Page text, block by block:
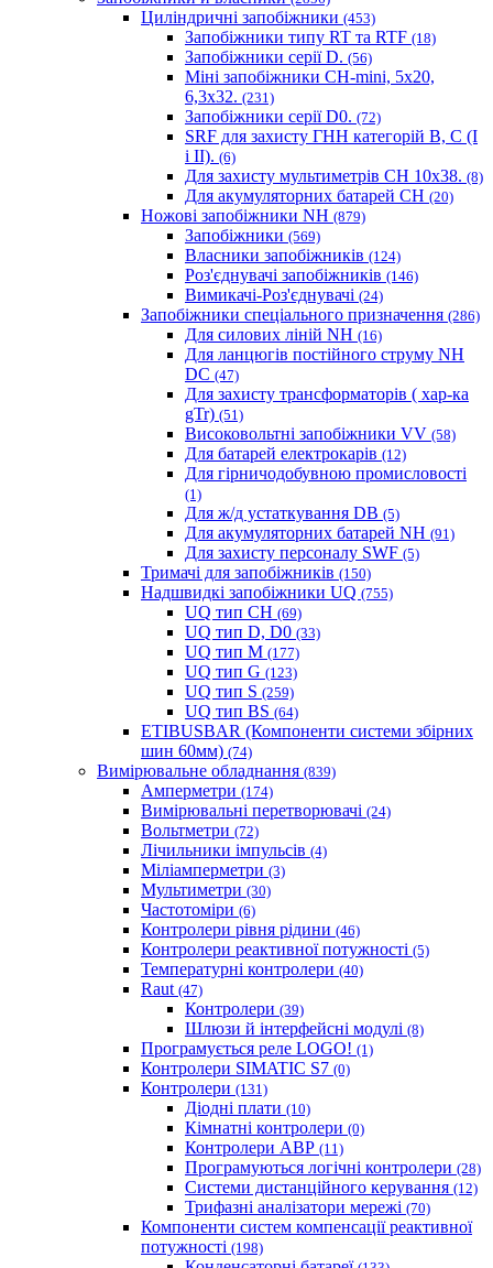
Циліндричні запобіжники (453)
Запобіжники типу RT та RTF (18)
Запобіжники серії D. (56)
Міні запобіжники CH-mini, 5x20,
6,3x32. (231)
Запобіжники серії D0. (72)
SRF для захисту ГНН категорій B, C (I
і II). (6)
Для захисту мультиметрів CH 10х38. (8)
Для акумуляторних батарей CH (20)
Ножові запобіжники NH (879)
Запобіжники (569)
Власники запобіжників (124)
Роз'єднувачі запобіжників (146)
Вимикачі-Роз'єднувачі (24)
Запобіжники спеціального призначення (286)
Для силових ліній NH (16)
Для ланцюгів постійного струму NH
DC (47)
Для захисту трансформаторів ( хар-ка
gTr) (51)
Високовольтні запобіжники VV (58)
Для батарей електрокарів (12)
Для гірничодобувною промисловості
(1)
Для ж/д устаткування DB (5)
Для акумуляторних батарей NH (91)
Для захисту персоналу SWF (5)
Тримачі для запобіжників (150)
Надшвидкі запобіжники UQ (755)
UQ тип CH (69)
UQ тип D, D0 (33)
UQ тип M (177)
UQ тип G (123)
UQ тип S (259)
UQ тип BS (64)
ETIBUSBAR (Компоненти системи збірних
шин 60мм) (74)
Вимірювальне обладнання (839)
Амперметри (174)
Вимірювальні перетворювачі (24)
Вольтметри (72)
Лічильники імпульсів (4)
Міліамперметри (3)
Мультиметри (30)
Частотоміри (6)
Контролери рівня рідини (46)
Контролери реактивної потужності (5)
Температурні контролери (40)
Raut (47)
Контролери (39)
Шлюзи й інтерфейсні модулі (8)
Програмується реле LOGO! (1)
Контролери SIMATIC S7 (0)
Контролери (131)
Діодні плати (10)
Кімнатні контролери (0)
Контролери АВР (11)
Програмуються логічні контролери (28)
Системи дистанційного керування (12)
Трифазні аналізатори мережі (70)
Компоненти систем компенсації реактивної
потужності (198)